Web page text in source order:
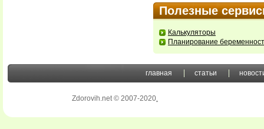
Полезные
Калькуляторы
Планирование
главная статьи
Zdorovih.net © 2007-2020